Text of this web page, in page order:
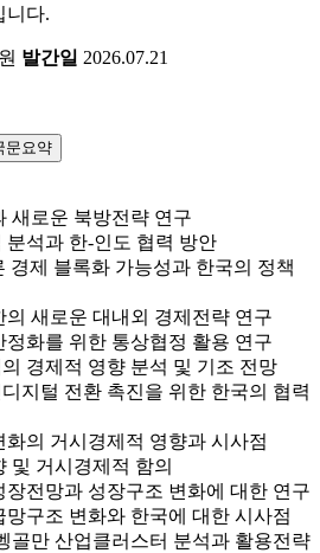
니다.
발간일 2026.07.21
문요약
새로운 북방전략 연구
분석과 한-인도 협력 방안
경제 블록화 가능성과 한국의 정책
의 새로운 대내외 경제전략 연구
정화를 위한 통상협정 활용 연구
경제적 영향 분석 및 기조 전망
지털 전환 촉진을 위한 한국의 협력
화의 거시경제적 영향과 시사점
및 거시경제적 함의
장전망과 성장구조 변화에 대한 연구
망구조 변화와 한국에 대한 시사점
골만 산업클러스터 분석과 활용전략